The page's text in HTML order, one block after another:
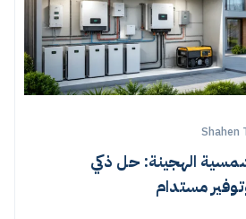
Shahen
الهجينة: حل ذكي
مستدام